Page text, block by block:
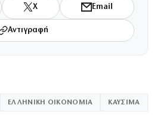
X Email
Αντιγραφή
ΕΛΛΗΝΙΚΗ ΟΙΚΟΝΟΜΙΑ ΚΑΥΣΙΜΑ